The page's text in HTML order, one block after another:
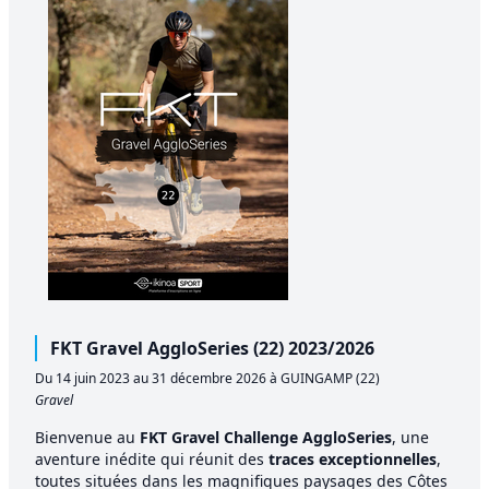
FKT Gravel AggloSeries (22) 2023/2026
Du 14 juin 2023 au 31 décembre 2026 à GUINGAMP (22)
Gravel
Bienvenue au FKT Gravel Challenge AggloSeries, une
aventure inédite qui réunit des traces exceptionnelles,
toutes situées dans les magnifiques paysages des Côtes